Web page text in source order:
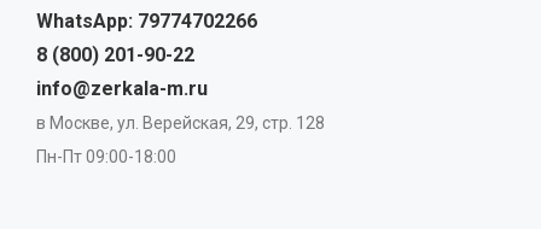
WhatsApp: 79774702266
8 (800) 201-90-22
info@zerkala-m.ru
в Москве, ул. Верейская, 29, стр. 128
Пн-Пт 09:00-18:00